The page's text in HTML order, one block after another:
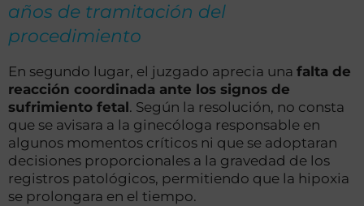
años de tramitación del
procedimiento
En segundo lugar, el juzgado aprecia una falta de
reacción coordinada ante los signos de
sufrimiento fetal. Según la resolución, no consta
que se avisara a la ginecóloga responsable en
algunos momentos críticos ni que se adoptaran
decisiones proporcionales a la gravedad de los
registros patológicos, permitiendo que la hipoxia
se prolongara en el tiempo.